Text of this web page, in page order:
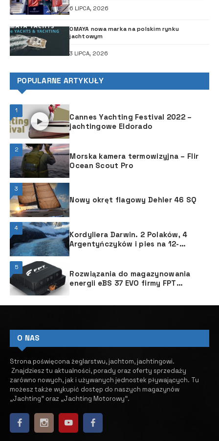
6 LIPCA, 2026
OMAYA nowa marka na polskim rynku
jachtowym
3 LIPCA, 2026
POPULARNE ARTYKUŁY
1
Cannes Yachting Festival 2022 –
jachtingowe Eldorado
2
Morska kamera termowizyjna – Flir
Ocean Scout Pro
3
Nowy okręt flagowy Dehler 46 SQ
4
Kordyliera Darwin. 2 Polaków, 4
Argentyńczyków i pies na 12-
5
Rozwiązania do magazynowania
energii eBS 37 EVO firmy FPT
O NAS
Strona poświęcona żeglarstwu, jachtom, jachtingowi.
Znajdziesz tu aktualności, porady oraz oferty sprzedaży
zarówno nowych, jak i używanych jednostek pływających. ​ Tu
możesz także wykupić dostęp do naszych magazynów
„Jachting” oraz „Jachting Motorowy”.